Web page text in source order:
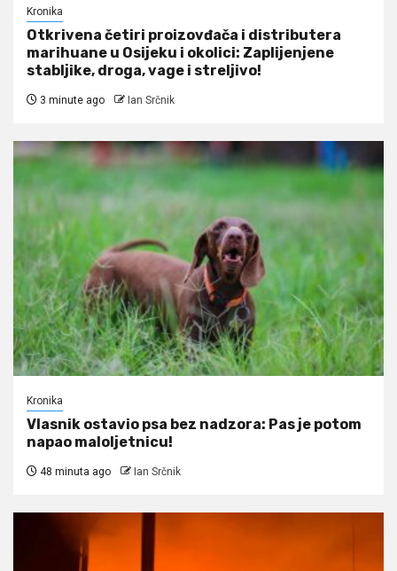
Kronika
Otkrivena četiri proizovđača i distributera
marihuane u Osijeku i okolici: Zaplijenjene
stabljike, droga, vage i streljivo!
3 minute ago Ian Srčnik
Kronika
Vlasnik ostavio psa bez nadzora: Pas je potom
napao maloljetnicu!
48 minuta ago Ian Srčnik